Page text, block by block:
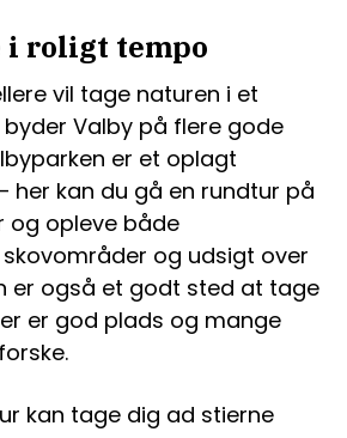
i roligt tempo
vil tage naturen i et
Valby på flere gode
er et oplagt
her kan du gå en rundtur på
og opleve både
og udsigt over
er også et godt sted at tage
er god plads og mange
kan tage dig ad stierne